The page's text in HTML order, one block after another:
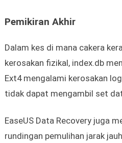
Pemikiran Akhir
Dalam kes di mana cakera
kerosakan fizikal, index.db
Ext4 mengalami kerosakan
tidak dapat mengambil set
EaseUS Data Recovery juga
rundingan pemulihan jarak